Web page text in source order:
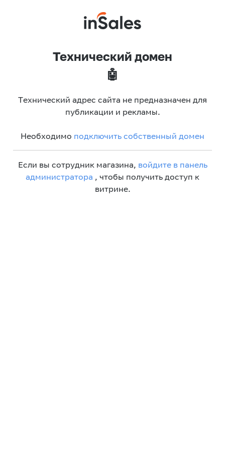
Технический домен
🤖
Технический адрес сайта не предназначен для
публикации и рекламы.
Необходимо подключить собственный домен
Если вы сотрудник магазина, войдите в панель
администратора , чтобы получить доступ к
витрине.